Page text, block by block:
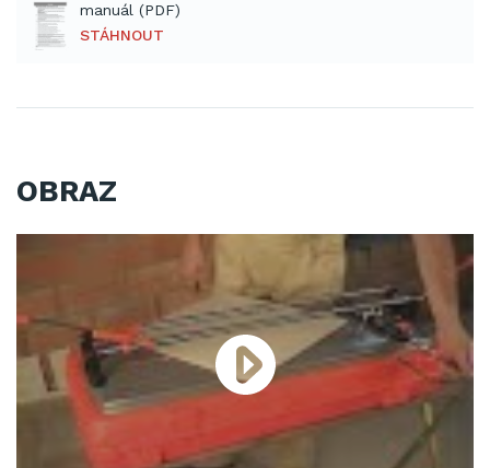
manuál (PDF)
STÁHNOUT
OBRAZ